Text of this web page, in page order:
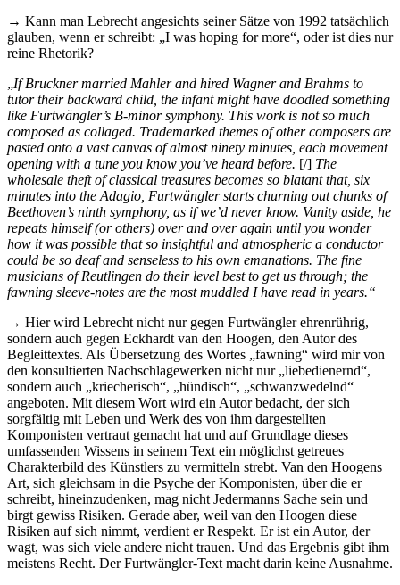
→ Kann man Lebrecht angesichts seiner Sätze von 1992 tatsächlich
glauben, wenn er schreibt: „I was hoping for more“, oder ist dies nur
reine Rhetorik?
„If Bruckner married Mahler and hired Wagner and Brahms to
tutor their backward child, the infant might have doodled something
like Furtwängler’s B-minor symphony. This work is not so much
composed as collaged. Trademarked themes of other composers are
pasted onto a vast canvas of almost ninety minutes, each movement
opening with a tune you know you’ve heard before. [/] The
wholesale theft of classical treasures becomes so blatant that, six
minutes into the Adagio, Furtwängler starts churning out chunks of
Beethoven’s ninth symphony, as if we’d never know. Vanity aside, he
repeats himself (or others) over and over again until you wonder
how it was possible that so insightful and atmospheric a conductor
could be so deaf and senseless to his own emanations. The fine
musicians of Reutlingen do their level best to get us through; the
fawning sleeve-notes are the most muddled I have read in years.“
→ Hier wird Lebrecht nicht nur gegen Furtwängler ehrenrührig,
sondern auch gegen Eckhardt van den Hoogen, den Autor des
Begleittextes. Als Übersetzung des Wortes „fawning“ wird mir von
den konsultierten Nachschlagewerken nicht nur „liebedienernd“,
sondern auch „kriecherisch“, „hündisch“, „schwanzwedelnd“
angeboten. Mit diesem Wort wird ein Autor bedacht, der sich
sorgfältig mit Leben und Werk des von ihm dargestellten
Komponisten vertraut gemacht hat und auf Grundlage dieses
umfassenden Wissens in seinem Text ein möglichst getreues
Charakterbild des Künstlers zu vermitteln strebt. Van den Hoogens
Art, sich gleichsam in die Psyche der Komponisten, über die er
schreibt, hineinzudenken, mag nicht Jedermanns Sache sein und
birgt gewiss Risiken. Gerade aber, weil van den Hoogen diese
Risiken auf sich nimmt, verdient er Respekt. Er ist ein Autor, der
wagt, was sich viele andere nicht trauen. Und das Ergebnis gibt ihm
meistens Recht. Der Furtwängler-Text macht darin keine Ausnahme.